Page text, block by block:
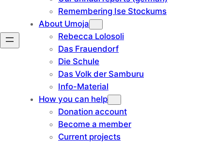
Remembering Ise Stockums
About Umoja
Rebecca Lolosoli
Das Frauendorf
Die Schule
Das Volk der Samburu
Info-Material
How you can help
Donation account
Become a member
Current projects